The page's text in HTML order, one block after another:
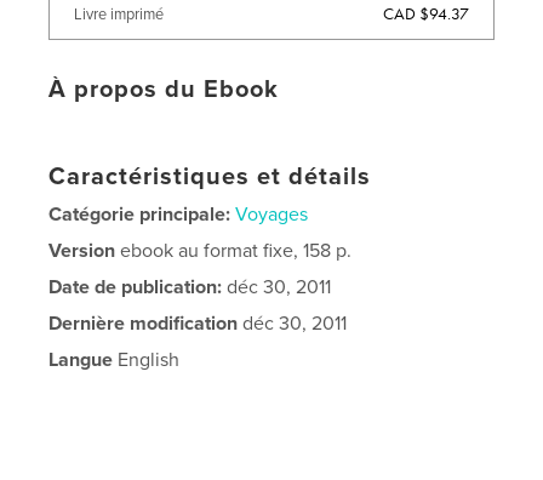
Livre imprimé CAD $94.37
À propos du Ebook
Caractéristiques et détails
Catégorie principale: Voyages
Version ebook au format fixe, 158 p.
Date de publication: déc 30, 2011
Dernière modification déc 30, 2011
Langue English